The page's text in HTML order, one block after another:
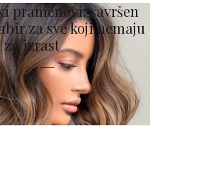
pramenovi: savršen
za sve koji nemaju
za izrast